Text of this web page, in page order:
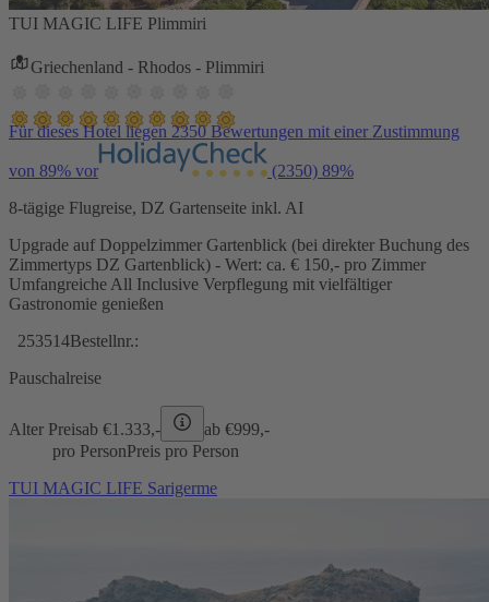
TUI MAGIC LIFE Plimmiri
Griechenland - Rhodos - Plimmiri
Für dieses Hotel liegen 2350 Bewertungen mit einer Zustimmung
von 89% vor (2350) 89%
8-tägige Flugreise, DZ Gartenseite inkl. AI
Upgrade auf Doppelzimmer Gartenblick (bei direkter Buchung des
Zimmertyps DZ Gartenblick) - Wert: ca. € 150,- pro Zimmer
Umfangreiche All Inclusive Verpflegung mit vielfältiger
Gastronomie genießen
253514Bestellnr.:
Pauschalreise
Alter Preisab €1.333,- ab €999,-
pro PersonPreis pro Person
TUI MAGIC LIFE Sarigerme